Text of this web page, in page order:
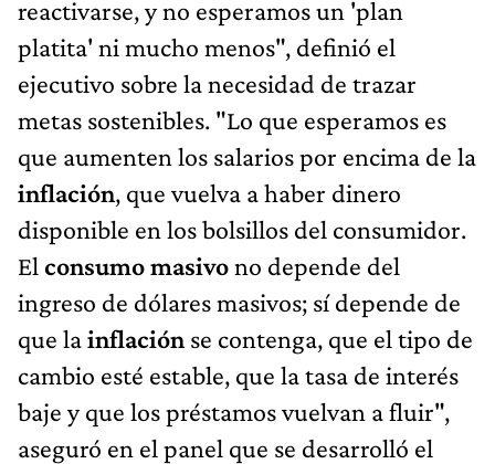
reactivarse, y no esperamos un 'plan
platita' ni mucho menos", definió el
ejecutivo sobre la necesidad de trazar
metas sostenibles. "Lo que esperamos es
que aumenten los salarios por encima de la
inflación, que vuelva a haber dinero
disponible en los bolsillos del consumidor.
El consumo masivono depende del
ingreso de dólares masivos; sí depende de
que lainflación se contenga, que el tipo de
cambio esté estable, que la tasa de interés
baje y que los préstamos vuelvan a fluir",
aseguró en el panel que se desarrolló el